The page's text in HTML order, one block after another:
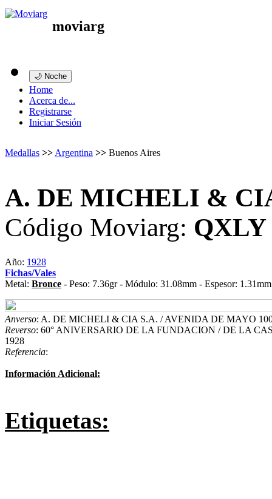
moviarg
🌙 Noche
Home
Acerca de...
Registrarse
Iniciar Sesión
Medallas >> Argentina >> Buenos Aires
A. DE MICHELI &
Código Moviarg: QXLY
Año: 1928
Fichas/Vales
Metal: Bronce - Peso: 7.36gr - Módulo: 31.08mm - Espesor: 1.31mm
Anverso: A. DE MICHELI & CIA S.A. / AVENIDA DE MAYO
Reverso: 60° ANIVERSARIO DE LA FUNDACION / DE LA
1928
Referencia:
Información Adicional:
Etiquetas: